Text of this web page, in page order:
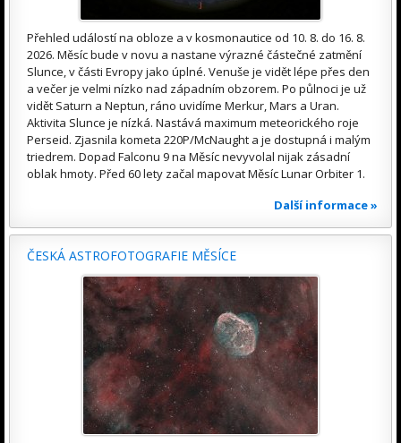
Přehled událostí na obloze a v kosmonautice od 10. 8. do 16. 8.
2026. Měsíc bude v novu a nastane výrazné částečné zatmění
Slunce, v části Evropy jako úplné. Venuše je vidět lépe přes den
a večer je velmi nízko nad západním obzorem. Po půlnoci je už
vidět Saturn a Neptun, ráno uvidíme Merkur, Mars a Uran.
Aktivita Slunce je nízká. Nastává maximum meteorického roje
Perseid. Zjasnila kometa 220P/McNaught a je dostupná i malým
triedrem. Dopad Falconu 9 na Měsíc nevyvolal nijak zásadní
oblak hmoty. Před 60 lety začal mapovat Měsíc Lunar Orbiter 1.
Další informace »
ČESKÁ ASTROFOTOGRAFIE MĚSÍCE